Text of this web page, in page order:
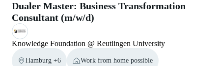
Dualer Master: Business Transformation
Consultant (m/w/d)
Knowledge Foundation @ Reutlingen University
Hamburg +6 Work from home possible